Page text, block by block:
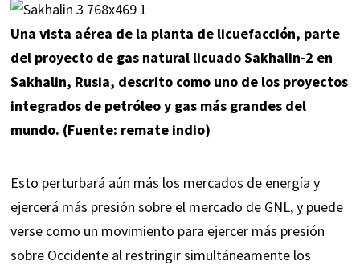
Una vista aérea de la planta de licuefacción, parte
del proyecto de gas natural licuado Sakhalin-2 en
Sakhalin, Rusia, descrito como uno de los proyectos
integrados de petróleo y gas más grandes del
mundo. (Fuente: remate indio)
Esto perturbará aún más los mercados de energía y
ejercerá más presión sobre el mercado de GNL, y puede
verse como un movimiento para ejercer más presión
sobre Occidente al restringir simultáneamente los